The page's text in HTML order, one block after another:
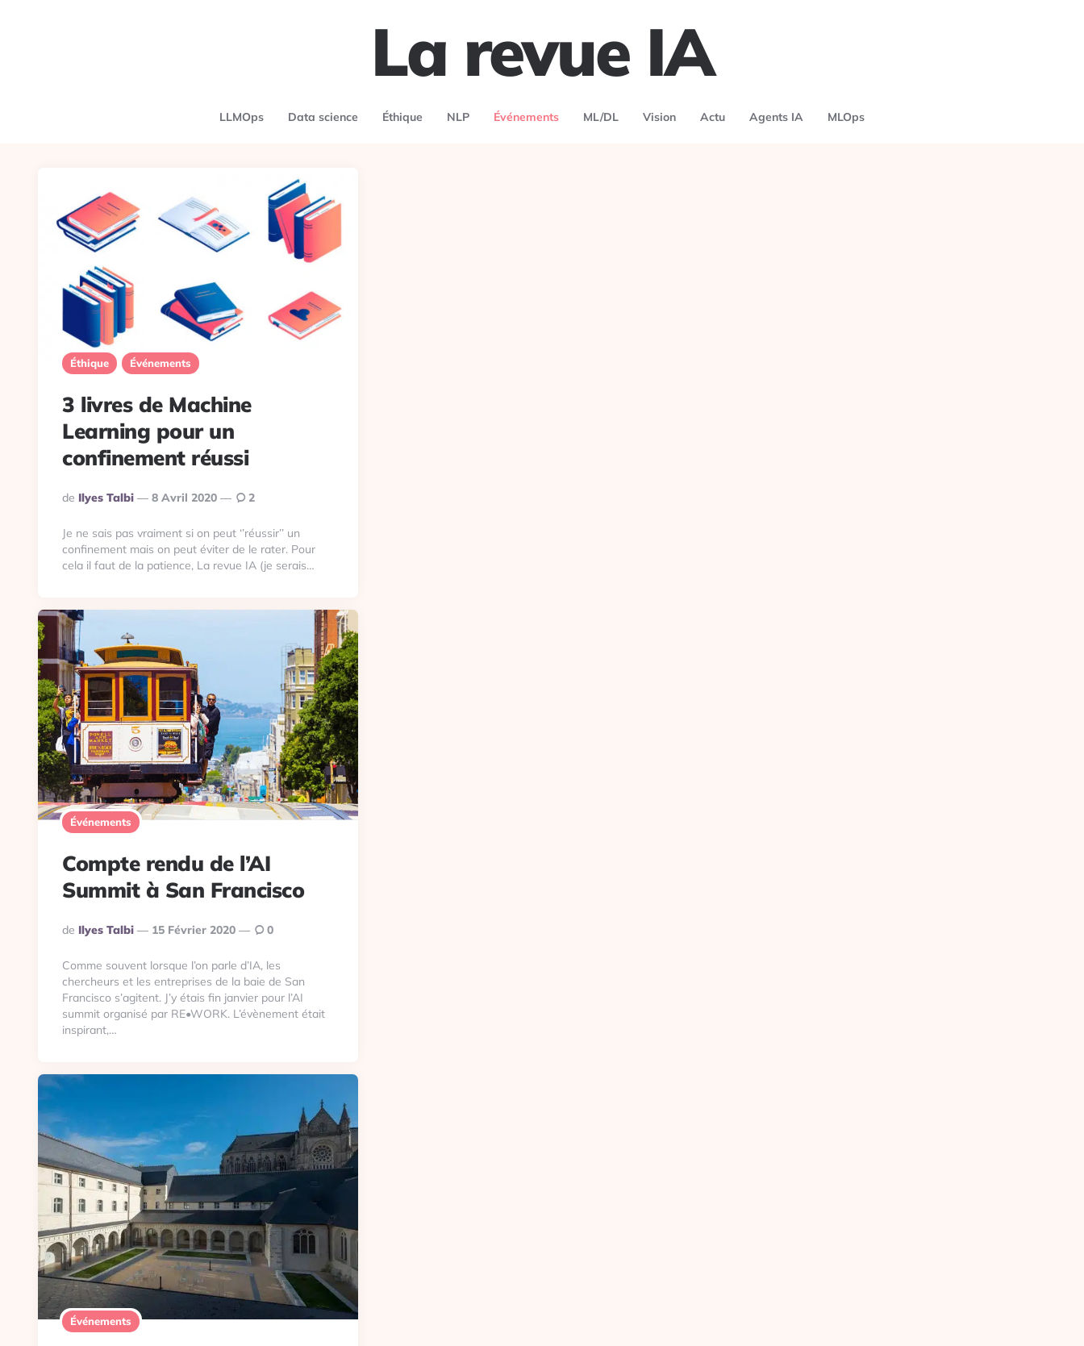
La revue IA
LLMOps Data science Éthique NLP Événements ML/DL Vision Actu Agents IA MLOps
Éthique Événements
3 livres de Machine
Learning pour un
confinement réussi
Publié
De Ilyes Talbi 8 Avril 2020 2
Je ne sais pas vraiment si on peut ‘’réussir’’ un
confinement mais on peut éviter de le rater. Pour
cela il faut de la patience, La revue IA (je serais…
Événements
Compte rendu de l’AI
Summit à San Francisco
Publié
De Ilyes Talbi 15 Février 2020 0
Comme souvent lorsque l’on parle d’IA, les
chercheurs et les entreprises de la baie de San
Francisco s’agitent. J’y étais fin janvier pour l’AI
summit organisé par RE•WORK. L’évènement était
inspirant,…
Événements